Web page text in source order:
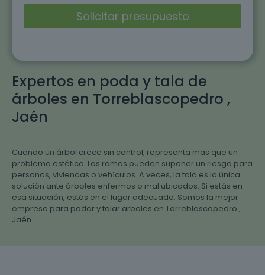
Expertos en poda y tala de
árboles en Torreblascopedro ,
Jaén
Cuando un árbol crece sin control, representa más que un
problema estético. Las ramas pueden suponer un riesgo para
personas, viviendas o vehículos. A veces, la tala es la única
solución ante árboles enfermos o mal ubicados. Si estás en
esa situación, estás en el lugar adecuado. Somos la mejor
empresa para podar y talar árboles en Torreblascopedro ,
Jaén.